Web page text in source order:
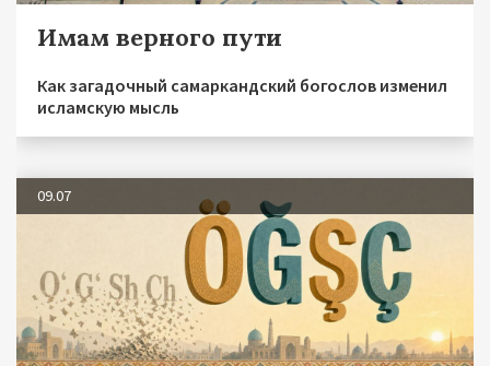
Имам верного пути
Как загадочный самаркандский богослов изменил
исламскую мысль
09.07